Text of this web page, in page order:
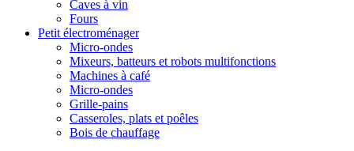
Caves à vin
Fours
Petit électroménager
Micro-ondes
Mixeurs, batteurs et robots multifonctions
Machines à café
Micro-ondes
Grille-pains
Casseroles, plats et poêles
Bois de chauffage